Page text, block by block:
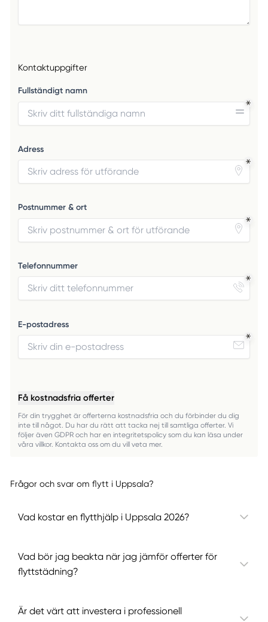
Kontaktuppgifter
Fullständigt namn
Adress
Postnummer & ort
Telefonnummer
E-postadress
Få kostnadsfria offerter
För din trygghet är offerterna kostnadsfria och du förbinder du dig
inte till något. Du har du rätt att tacka nej till samtliga offerter. Vi
följer även GDPR och har en integritetspolicy som du kan läsa under
våra villkor. Kontakta oss om du vill veta mer.
Frågor och svar om flytt i Uppsala?
Vad kostar en flytthjälp i Uppsala 2026?
Vad bör jag beakta när jag jämför offerter för
flyttstädning?
Är det värt att investera i professionell